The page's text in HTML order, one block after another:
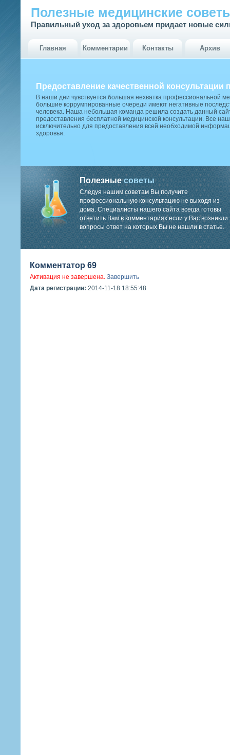
Полезные медицинские
Правильный уход за здоровьем придает новые
Главная Комментарии Контакты Архив
Предоставление качественной консультации
В наши дни чувствуется большая нехватка профессиональной
большие коррумпированные очереди имеют негативные
человека. Наша небольшая команда решила создать данный
предоставления бесплатной медицинской консультации. Все
исключительно для предоставления всей необходимой
здоровья.
Полезныесоветы
Следуя нашим советам Вы получите
профессиональную консультацию не выходя из
дома. Специалисты нашего сайта всегда готовы
ответить Вам в комментариях если у Вас возникли
вопросы ответ на которых Вы не нашли в статье.
Комментатор 69
Активация не завершена. Завершить
Дата регистрации: 2014-11-18 18:55:48